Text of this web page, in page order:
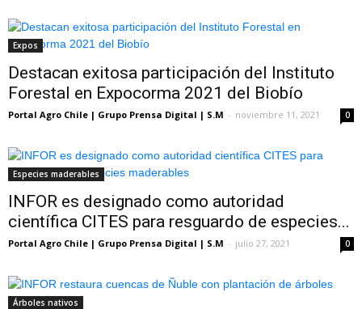
Expos
Destacan exitosa participación del Instituto
Forestal en Expocorma 2021 del Biobío
Portal Agro Chile | Grupo Prensa Digital | S.M - noviembre 11, 2021 0
Especies maderables
INFOR es designado como autoridad
científica CITES para resguardo de especies...
Portal Agro Chile | Grupo Prensa Digital | S.M - julio 27, 2021 0
Árboles nativos